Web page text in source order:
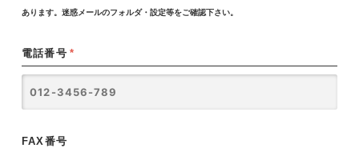
あります。迷惑メールのフォルダ・設定等をご確認下さい。
電話番号 *
FAX番号